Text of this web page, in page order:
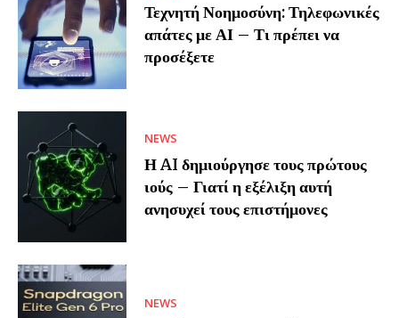
Τεχνητή Νοημοσύνη: Τηλεφωνικές
απάτες με ΑΙ – Τι πρέπει να
προσέξετε
NEWS
Η AI δημιούργησε τους πρώτους
ιούς – Γιατί η εξέλιξη αυτή
ανησυχεί τους επιστήμονες
NEWS